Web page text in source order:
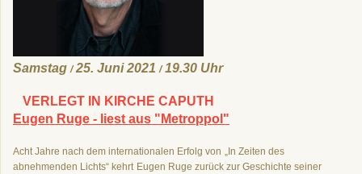
Samstag / 25. Juni 2021 / 19.30 Uhr
VERLEGT IN KIRCHE CAPUTH
Eugen Ruge - liest aus "Metroppol"
Acht Jahre nach dem internationalen Erfolg von „In Zeiten des
abnehmenden Lichts“ kehrt Eugen Ruge zurück zur Geschichte seiner